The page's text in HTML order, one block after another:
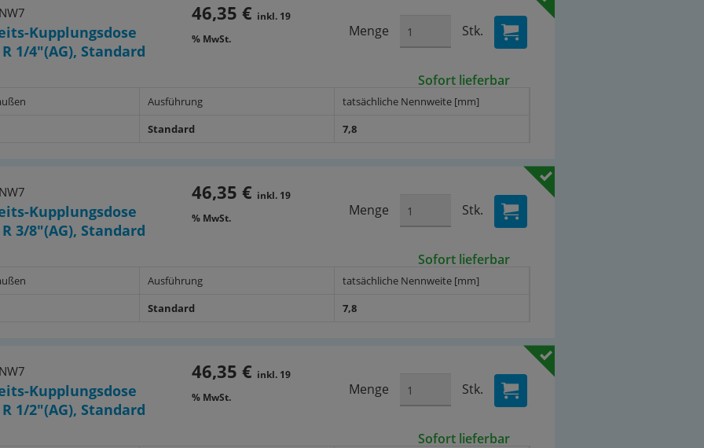
Warenzeichen der
Kupplungsdose
1/4"(AG), Standard
46,35 € inkl. 19
% MwSt.
Menge Stk.
Sofort lieferbar
Ausführung
tatsächliche Nennweite [mm]
Standard 7,8
Kupplungsdose
3/8"(AG), Standard
46,35 € inkl. 19
% MwSt.
Menge Stk.
Sofort lieferbar
Ausführung
tatsächliche Nennweite [mm]
Standard 7,8
Kupplungsdose
1/2"(AG), Standard
46,35 € inkl. 19
% MwSt.
Menge Stk.
Sofort lieferbar